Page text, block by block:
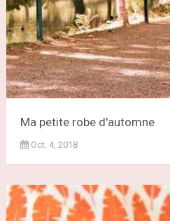
Ma petite robe d'automne
Oct. 4, 2018